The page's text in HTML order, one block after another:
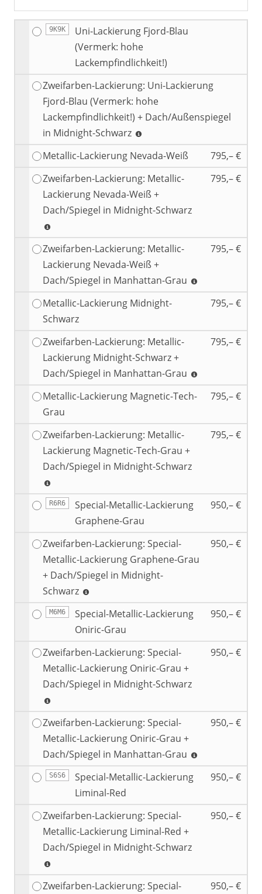
9K9K
Uni-Lackierung Fjord-Blau
(Vermerk: hohe
Lackempfindlichkeit!)
Zweifarben-Lackierung: Uni-Lackierung
Fjord-Blau (Vermerk: hohe
Lackempfindlichkeit!) + Dach/Außenspiegel
in Midnight-Schwarz
Metallic-Lackierung Nevada-Weiß
795,– €
Zweifarben-Lackierung: Metallic-
Lackierung Nevada-Weiß +
Dach/Spiegel in Midnight-Schwarz
795,– €
Zweifarben-Lackierung: Metallic-
Lackierung Nevada-Weiß +
Dach/Spiegel in Manhattan-Grau
795,– €
Metallic-Lackierung Midnight-
Schwarz
795,– €
Zweifarben-Lackierung: Metallic-
Lackierung Midnight-Schwarz +
Dach/Spiegel in Manhattan-Grau
795,– €
Metallic-Lackierung Magnetic-Tech-
Grau
795,– €
Zweifarben-Lackierung: Metallic-
Lackierung Magnetic-Tech-Grau +
Dach/Spiegel in Midnight-Schwarz
795,– €
R6R6
Special-Metallic-Lackierung
Graphene-Grau
950,– €
Zweifarben-Lackierung: Special-
Metallic-Lackierung Graphene-Grau
+ Dach/Spiegel in Midnight-
Schwarz
950,– €
M6M6
Special-Metallic-Lackierung
Oniric-Grau
950,– €
Zweifarben-Lackierung: Special-
Metallic-Lackierung Oniric-Grau +
Dach/Spiegel in Midnight-Schwarz
950,– €
Zweifarben-Lackierung: Special-
Metallic-Lackierung Oniric-Grau +
Dach/Spiegel in Manhattan-Grau
950,– €
S6S6
Special-Metallic-Lackierung
Liminal-Red
950,– €
Zweifarben-Lackierung: Special-
Metallic-Lackierung Liminal-Red +
Dach/Spiegel in Midnight-Schwarz
950,– €
Zweifarben-Lackierung: Special- 950,– €